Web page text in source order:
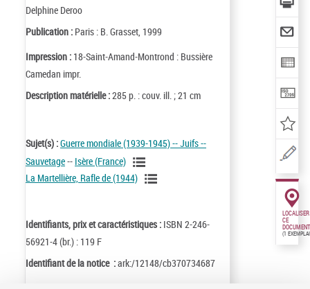
Delphine Deroo
Publication : Paris : B. Grasset, 1999
Impression : 18-Saint-Amand-Montrond : Bussière
Camedan impr.
Description matérielle :285 p. : couv. ill. ; 21 cm
Sujet(s) :Guerre mondiale (1939-1945) -- Juifs --
Sauvetage-- Isère (France)
La Martellière, Rafle de (1944)
Identifiants, prix et caractéristiques : ISBN 2-246-
56921-4 (br.) : 119 F
Identifiant de la notice :ark:/12148/cb370734687
LOCALISER
CE
DOCUMENT
(1